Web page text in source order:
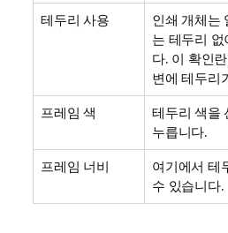
테두리 사용
인쇄 개체는
는 테두리
다. 이 확인
변에 테두리
프레임 색
테두리 색을
누릅니다.
프레임 너비
여기에서 테
수 있습니다.